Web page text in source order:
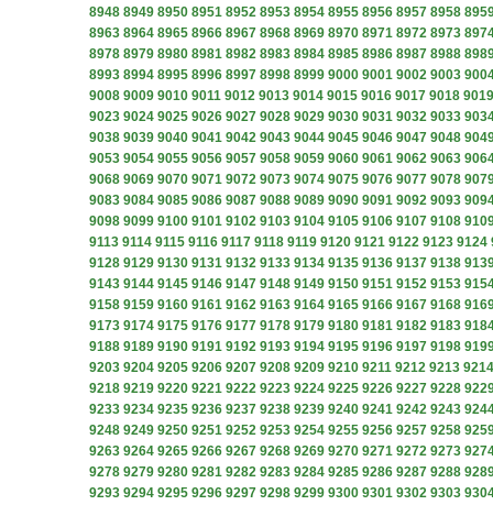
8948 8949 8950 8951 8952 8953 8954 8955 8956 8957 8958
8963 8964 8965 8966 8967 8968 8969 8970 8971 8972 8973
8978 8979 8980 8981 8982 8983 8984 8985 8986 8987 8988
8993 8994 8995 8996 8997 8998 8999 9000 9001 9002 9003
9008 9009 9010 9011 9012 9013 9014 9015 9016 9017 9018 9019
9023 9024 9025 9026 9027 9028 9029 9030 9031 9032 9033
9038 9039 9040 9041 9042 9043 9044 9045 9046 9047 9048
9053 9054 9055 9056 9057 9058 9059 9060 9061 9062 9063
9068 9069 9070 9071 9072 9073 9074 9075 9076 9077 9078
9083 9084 9085 9086 9087 9088 9089 9090 9091 9092 9093
9098 9099 9100 9101 9102 9103 9104 9105 9106 9107 9108
9113 9114 9115 9116 9117 9118 9119 9120 9121 9122 9123 9124
9128 9129 9130 9131 9132 9133 9134 9135 9136 9137 9138
9143 9144 9145 9146 9147 9148 9149 9150 9151 9152 9153
9158 9159 9160 9161 9162 9163 9164 9165 9166 9167 9168
9173 9174 9175 9176 9177 9178 9179 9180 9181 9182 9183
9188 9189 9190 9191 9192 9193 9194 9195 9196 9197 9198
9203 9204 9205 9206 9207 9208 9209 9210 9211 9212 9213 9214
9218 9219 9220 9221 9222 9223 9224 9225 9226 9227 9228
9233 9234 9235 9236 9237 9238 9239 9240 9241 9242 9243
9248 9249 9250 9251 9252 9253 9254 9255 9256 9257 9258
9263 9264 9265 9266 9267 9268 9269 9270 9271 9272 9273
9278 9279 9280 9281 9282 9283 9284 9285 9286 9287 9288
9293 9294 9295 9296 9297 9298 9299 9300 9301 9302 9303